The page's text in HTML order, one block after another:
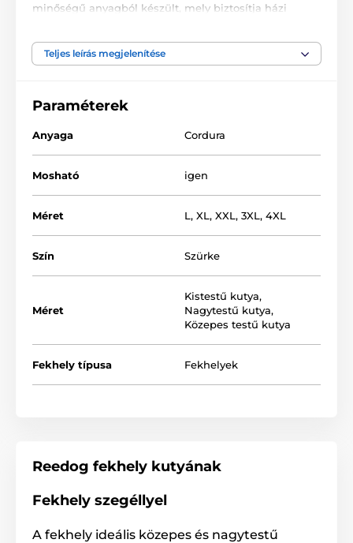
minőségű anyagból készült, mely biztosítja házi
A matrac elegendő magas ahhoz, hogy biztosíthassa a
kényelmes kikapcsolódást. A fekhely belső része
minőségi Cordura anyagból és az oldalfal műbőrből
készült. A huzat levehető, melynek köszönhetően a
A Reedog Tommy kutyafekhely alkalmas az összes
Teljes leírás megjelenítése
Paraméterek
Anyaga Cordura
Mosható igen
Méret L, XL, XXL, 3XL, 4XL
Szín Szürke
Méret
Kistestű kutya,
Nagytestű kutya,
Közepes testű kutya
Fekhely típusa Fekhelyek
Reedog fekhely kutyának
Fekhely szegéllyel
A fekhely ideális közepes és nagytestű